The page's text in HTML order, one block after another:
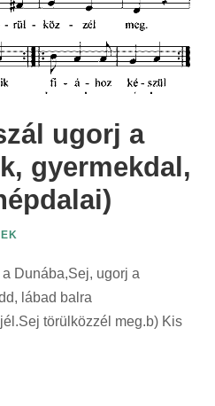
ugorj a
gyermekdal,
Dunába,Sej, ugorj a
lábad balra
törülközzél meg.b) Kis